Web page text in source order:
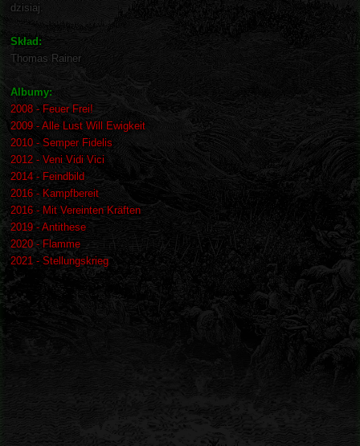
dzisiaj.
Skład:
Thomas Rainer
Albumy:
2008 - Feuer Frei!
2009 - Alle Lust Will Ewigkeit
2010 - Semper Fidelis
2012 - Veni Vidi Vici
2014 - Feindbild
2016 - Kampfbereit
2016 - Mit Vereinten Kräften
2019 - Antithese
2020 - Flamme
2021 - Stellungskrieg